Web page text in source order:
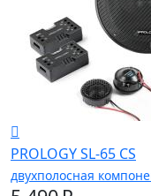
PROLOGY SL-65 CS
двухполосная